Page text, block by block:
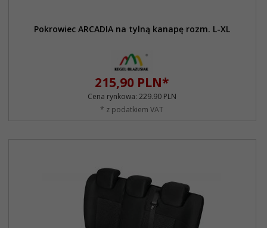
Pokrowiec ARCADIA na tylną kanapę rozm. L-XL
215,90 PLN*
Cena rynkowa: 229.90 PLN
* z podatkiem VAT